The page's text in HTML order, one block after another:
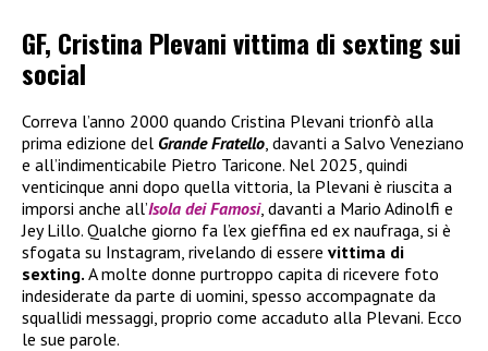
GF, Cristina Plevani vittima di sexting sui
social
Correva l’anno 2000 quando Cristina Plevani trionfò alla
prima edizione del Grande Fratello , davanti a Salvo Veneziano
e all’indimenticabile Pietro Taricone. Nel 2025, quindi
venticinque anni dopo quella vittoria, la Plevani è riuscita a
imporsi anche all’Isola dei Famosi, davanti a Mario Adinolfi e
Jey Lillo. Qualche giorno fa l’ex gieffina ed ex naufraga, si è
sfogata su Instagram, rivelando di essere vittima di
sexting. A molte donne purtroppo capita di ricevere foto
indesiderate da parte di uomini, spesso accompagnate da
squallidi messaggi, proprio come accaduto alla Plevani. Ecco
le sue parole.